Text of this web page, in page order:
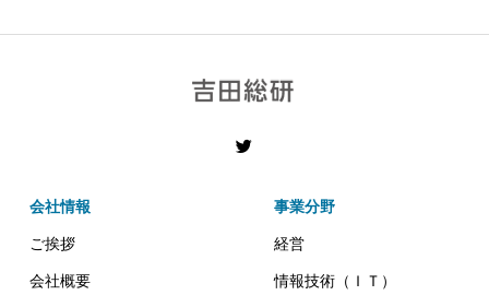
会社情報
ご挨拶
会社概要
事業分野
経営
情報技術（ＩＴ）